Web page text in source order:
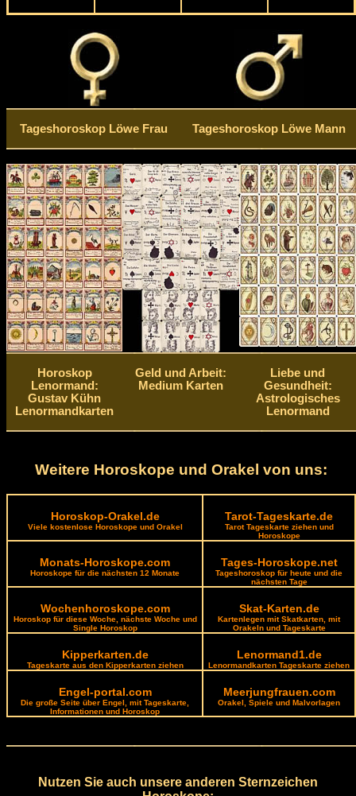
Tageshoroskop Löwe Frau Tageshoroskop Löwe Mann
Horoskop
Lenormand:
Gustav Kühn
Lenormandkarten
Geld und Arbeit:
Medium Karten
Liebe und
Gesundheit:
Astrologisches
Lenormand
Weitere Horoskope und Orakel von uns:
Horoskop-Orakel.de
Viele kostenlose Horoskope und Orakel
Tarot-Tageskarte.de
Tarot Tageskarte ziehen und
Horoskope
Monats-Horoskope.com
Horoskope für die nächsten 12 Monate
Tages-Horoskope.net
Tageshoroskop für heute und die
nächsten Tage
Wochenhoroskope.com
Horoskop für diese Woche, nächste Woche und
Single Horoskop
Skat-Karten.de
Kartenlegen mit Skatkarten, mit
Orakeln und Tageskarte
Kipperkarten.de
Tageskarte aus den Kipperkarten ziehen
Lenormand1.de
Lenormandkarten Tageskarte ziehen
Engel-portal.com
Die große Seite über Engel, mit Tageskarte,
Informationen und Horoskop
Meerjungfrauen.com
Orakel, Spiele und Malvorlagen
Nutzen Sie auch unsere anderen Sternzeichen